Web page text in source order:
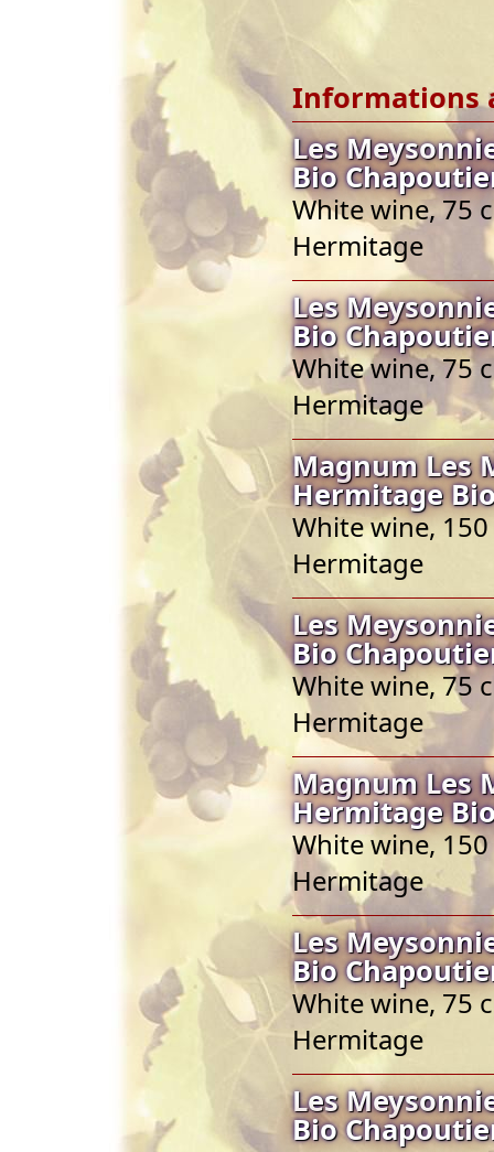
Informations
Les
Bio
White wine, 75
Hermitage
Les
Bio
White wine, 75
Hermitage
Magnum Les
Hermitage
White wine, 150
Hermitage
Les
Bio
White wine, 75
Hermitage
Magnum Les
Hermitage
White wine, 150
Hermitage
Les
Bio
White wine, 75
Hermitage
Les
Bio